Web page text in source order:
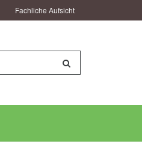
Fachliche Aufsicht